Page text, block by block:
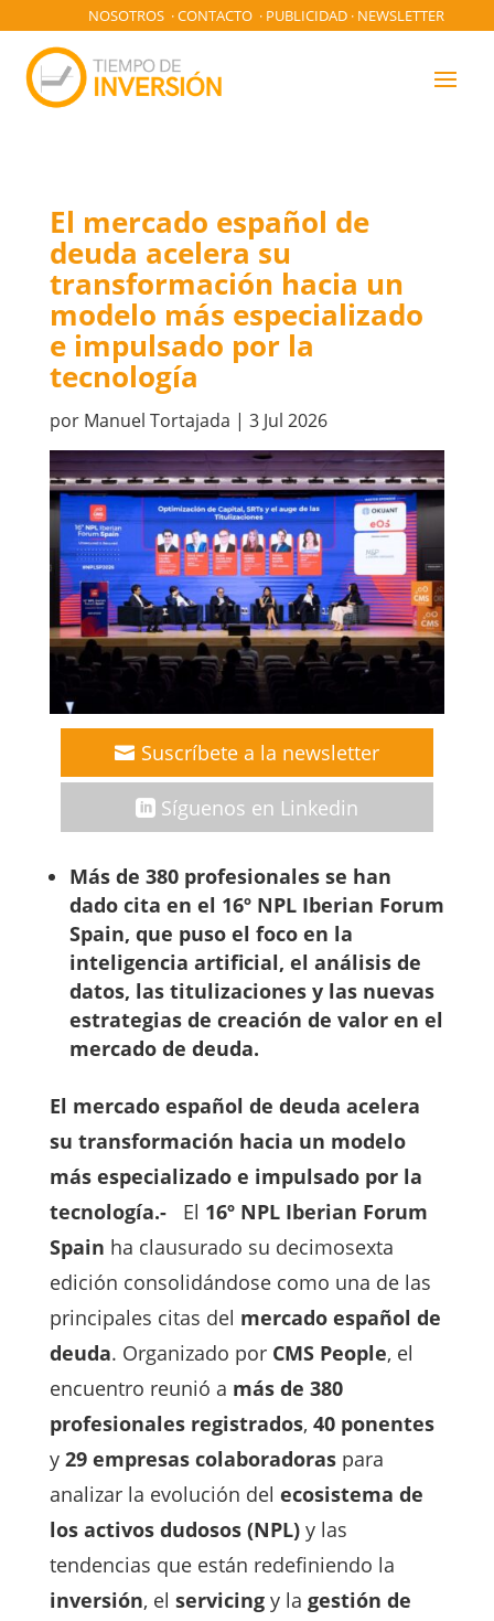
NOSOTROS ·CONTACTO · PUBLICIDAD · NEWSLETTER
El mercado español de
deuda acelera su
transformación hacia un
modelo más especializado
e impulsado por la
tecnología
por Manuel Tortajada | 3 Jul 2026
Suscríbete a la newsletter
Síguenos en Linkedin
Más de 380 profesionales se han
dado cita en el 16º NPL Iberian Forum
Spain, que puso el foco en la
inteligencia artificial, el análisis de
datos, las titulizaciones y las nuevas
estrategias de creación de valor en el
mercado de deuda.
El mercado español de deuda acelera
su transformación hacia un modelo
más especializado e impulsado por la
tecnología.-
El 16º NPL Iberian Forum
Spain ha clausurado su decimosexta
edición consolidándose como una de las
principales citas del mercado español de
deuda. Organizado por CMS People, el
encuentro reunió a más de 380
profesionales registrados, 40 ponentes
y 29 empresas colaboradoraspara
analizar la evolución del ecosistema de
los activos dudosos (NPL)y las
tendencias que están redefiniendo la
inversión, el servicingy la gestión de